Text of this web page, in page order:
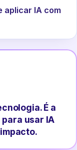
aplicar IA com
É a
para usar IA